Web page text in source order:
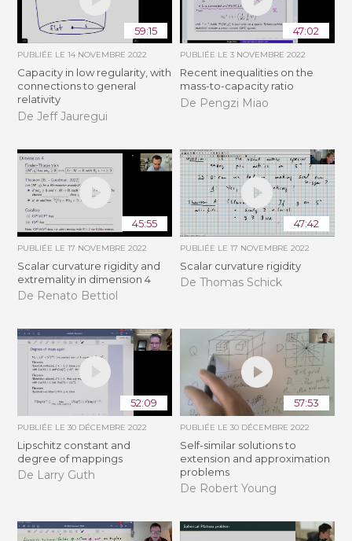
59:15
PUBLIÉE LE14 NOVEMBRE 2022
Capacity in low regularity, with
connections to general
relativity
De Jeff Jauregui
47:02
PUBLIÉE LE 3 NOVEMBRE 2022
Recent inequalities on the
mass-to-capacity ratio
De Pengzi Miao
45:55
PUBLIÉE LE17 NOVEMBRE 2022
Scalar curvature rigidity and
extremality in dimension 4
De Renato Bettiol
47:42
PUBLIÉE LE 17 NOVEMBRE 2022
Scalar curvature rigidity
De Thomas Schick
52:09
PUBLIÉE LE30 DÉCEMBRE 2022
Lipschitz constant and
degree of mappings
De Larry Guth
57:53
PUBLIÉE LE 30 DÉCEMBRE 2022
Self-similar solutions to
extension and approximation
problems
De Robert Young